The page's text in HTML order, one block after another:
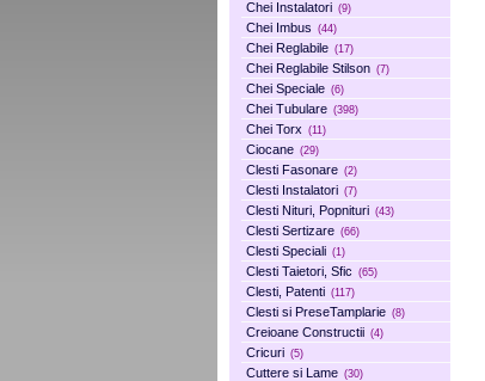
Chei Instalatori (9)
Chei Imbus (44)
Chei Reglabile (17)
Chei Reglabile Stilson (7)
Chei Speciale (6)
Chei Tubulare (398)
Chei Torx (11)
Ciocane (29)
Clesti Fasonare (2)
Clesti Instalatori (7)
Clesti Nituri, Popnituri (43)
Clesti Sertizare (66)
Clesti Speciali (1)
Clesti Taietori, Sfic (65)
Clesti, Patenti (117)
Clesti si PreseTamplarie (8)
Creioane Constructii (4)
Cricuri (5)
Cuttere si Lame (30)